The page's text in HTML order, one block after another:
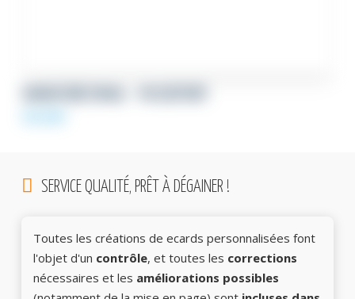
SERVICE QUALITÉ, PRÊT À DÉGAINER !
Toutes les créations de ecards personnalisées font
l'objet d'un contrôle, et toutes les corrections
nécessaires et les améliorations possibles